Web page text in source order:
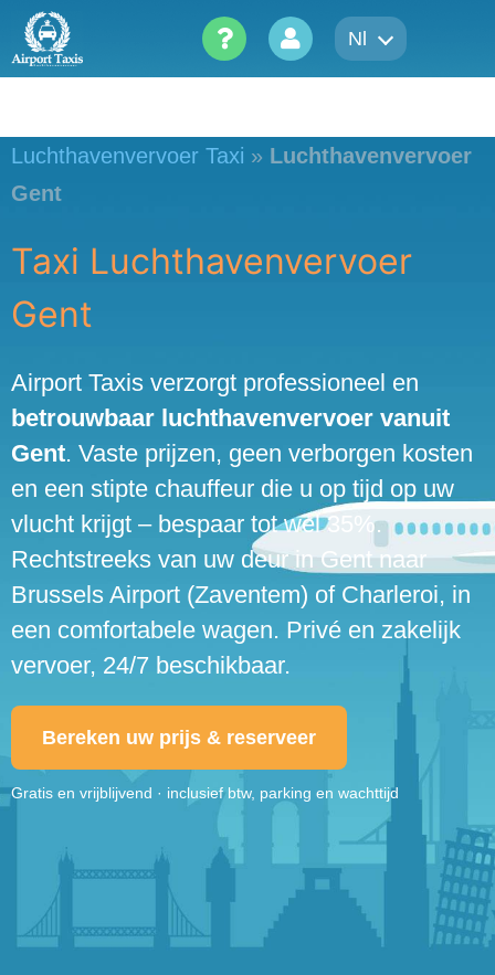
Skip
content
Nl
Luchthavenvervoer Taxi » Luchthavenvervoer
Gent
Taxi Luchthavenvervoer
Gent
Airport Taxis verzorgt professioneel en
betrouwbaar luchthavenvervoer vanuit
Gent. Vaste prijzen, geen verborgen kosten
en een stipte chauffeur die u op tijd op uw
vlucht krijgt – bespaar tot wel 35%.
Rechtstreeks van uw deur in Gent naar
Brussels Airport (Zaventem) of Charleroi, in
een comfortabele wagen. Privé en zakelijk
vervoer, 24/7 beschikbaar.
Bereken uw prijs & reserveer
Gratis en vrijblijvend · inclusief btw, parking en wachttijd